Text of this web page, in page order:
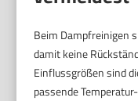
Beim Dampfreinigen
damit keine
Einflussgrößen sind
passende